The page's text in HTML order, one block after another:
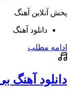
پخش آنلاین آهنگ
دانلود آهنگ
ادامه مطلب
دانلود